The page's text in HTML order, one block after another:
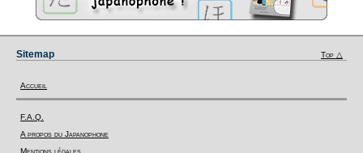
Sitemap Top △
Accueil
F.A.Q.
A propos du Japanophone
Mentions légales